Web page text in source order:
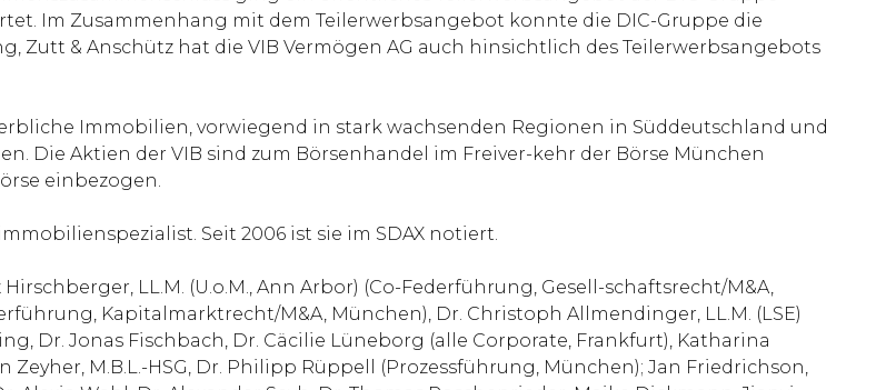
Im Zusammenhang mit dem Teilerwerbsangebot konnte die DIC-Gruppe die
Zutt & Anschütz hat die VIB Vermögen AG auch hinsichtlich des Teilerwerbsangebots
Immobilien, vorwiegend in stark wachsenden Regionen in Süddeutschland und
Die Aktien der VIB sind zum Börsenhandel im Freiver-kehr der Börse München
einbezogen.
Seit 2006 ist sie im SDAX notiert.
LL.M. (U.o.M., Ann Arbor) (Co-Federführung, Gesell-schaftsrecht/M&A,
Kapitalmarktrecht/M&A, München), Dr. Christoph Allmendinger, LL.M. (LSE)
Dr. Jonas Fischbach, Dr. Cäcilie Lüneborg (alle Corporate, Frankfurt), Katharina
Zeyher, M.B.L.-HSG, Dr. Philipp Rüppell (Prozessführung, München); Jan Friedrichson,